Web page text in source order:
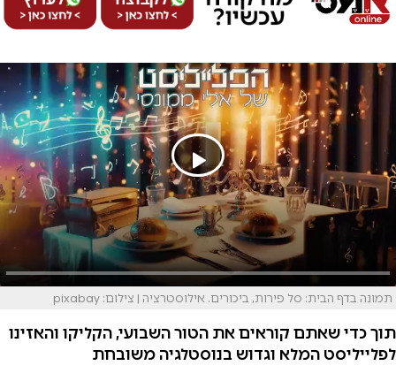
תמונה בדף הבית: סל פירות, ביכורים. אילוסטרציה | צילום: pixabay
תוך כדי שאתם קוראים את הטור השבועי, הקליקו והאזינו
לפלייליסט המלא וגדוש בנוסטלגיה משובחת